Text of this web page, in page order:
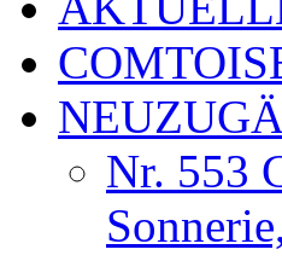
Nr. 553